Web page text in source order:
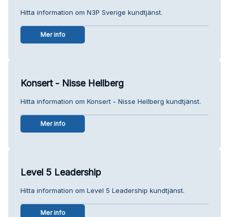
Hitta information om N3P Sverige kundtjänst.
Mer info
Konsert - Nisse Hellberg
Hitta information om Konsert - Nisse Hellberg kundtjänst.
Mer info
Level 5 Leadership
Hitta information om Level 5 Leadership kundtjänst.
Mer info